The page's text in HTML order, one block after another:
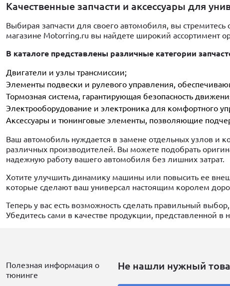
Качественные запчасти и аксессуары для
Выбирая запчасти для своего автомобиля, вы
магазине Motorring.ru вы найдете широкий ассортимент
В каталоге представлены различные категории
Двигатели и узлы трансмиссии;
Элементы подвески и рулевого управления,
Тормозная система, гарантирующая безопасность
Электрооборудование и электроника для комфортного
Аксессуары и тюнинговые элементы, позволяющие
Ваш автомобиль нуждается в замене отдельных узлов и
различных производителей. Вы можете подобрать
надежную работу вашего автомобиля без лишних затрат.
Хотите улучшить динамику машины или повысить ее
которые сделают ваш универсал настоящим королем
Теперь у вас есть возможность сделать правильный
Убедитесь сами в качестве продукции, представленной в
Полезная информация о
тюнинге
Не нашли нужный